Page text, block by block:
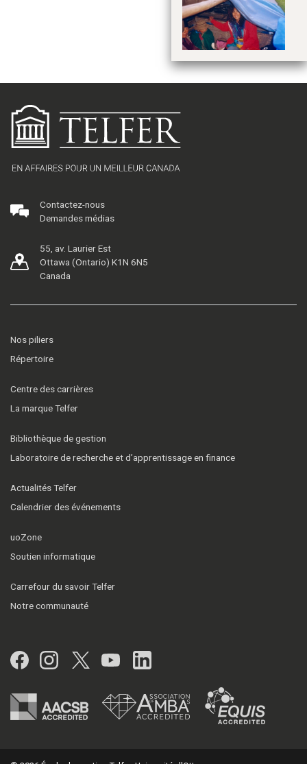
Contactez-nous
Demandes médias
55, av. Laurier Est
Ottawa (Ontario) K1N 6N5
Canada
Nos piliers
Répertoire
Centre des carrières
La marque Telfer
Bibliothèque de gestion
Laboratoire de recherche et d’apprentissage en finance
Actualités Telfer
Calendrier des événements
uoZone
Soutien informatique
Carrefour du savoir Telfer
Notre communauté
Facebook
Instagram
Twitter
YouTubeLinkedIn